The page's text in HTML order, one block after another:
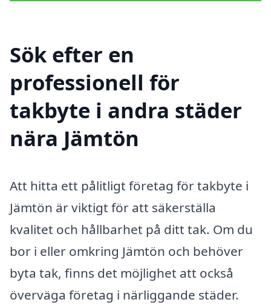
Sök efter en
professionell för
takbyte i andra städer
nära Jämtön
Att hitta ett pålitligt företag för takbyte i
Jämtön är viktigt för att säkerställa
kvalitet och hållbarhet på ditt tak. Om du
bor i eller omkring Jämtön och behöver
byta tak, finns det möjlighet att också
överväga företag i närliggande städer.